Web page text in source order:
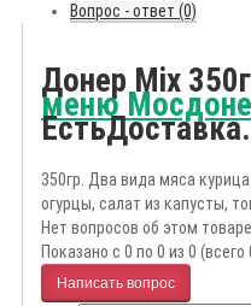
Вопрос - ответ (0)
Донер Mix
меню
350гр. Два вида мяса
огурцы, салат из капусты,
Нет вопросов об этом товаре.
Показано с 0 по 0 из 0
Написать вопрос